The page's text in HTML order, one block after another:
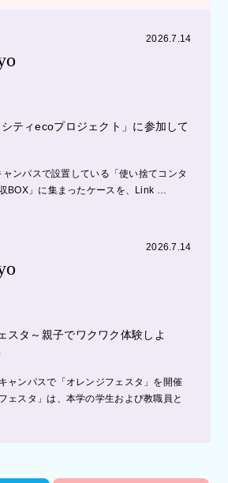
2026.7.14
ティecoプロジェクト」に参加して
ンパスで設置している「使い捨てコンタ
BOX」に集まったケースを、Link …
2026.7.14
スタ～親子でワクワク体験しよ
ャンパスで「オレンジフェスタ」を開催
ェスタ」は、本学の学生および教職員と